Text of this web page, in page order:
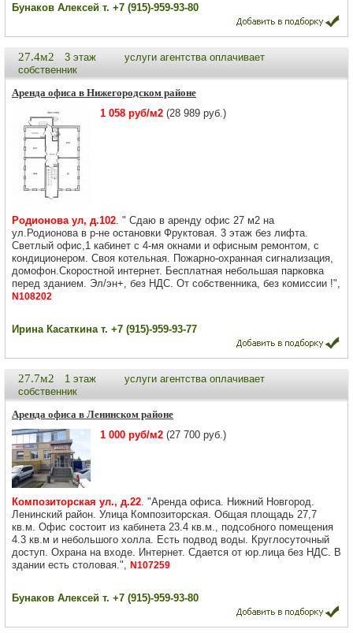
Бунаков Алексей т. +7 (915)-959-93-80
27.4м2 3 этаж
услуги агентства оплачивает
собственник
Аренда офиса в Нижегородском районе
1 058 руб/м2 (28 989 руб.)
Родионова ул, д.102. " Сдаю в аренду офис 27 м2 на
ул.Родионова в р-не остановки Фруктовая. 3 этаж без лифта.
Светлый офис,1 кабинет с 4-мя окнами и офисным ремонтом, с
кондиционером. Своя котельная. Пожарно-охранная сигнализация,
домофон.Скоростной интернет. Бесплатная небольшая парковка
перед зданием. Эл/эн+, без НДС. От собственника, без комиссии !",
N108202
Ирина Касаткина т. +7 (915)-959-93-77
27.7м2 1 этаж
услуги агентства оплачивает
собственник
Аренда офиса в Ленинском районе
1 000 руб/м2 (27 700 руб.)
Композиторская ул., д.22. "Аренда офиса. Нижний Новгород.
Ленинский район. Улица Композиторская. Общая площадь 27,7
кв.м. Офис состоит из кабинета 23.4 кв.м., подсобного помещения
4.3 кв.м и небольшого холла. Есть подвод воды. Круглосуточный
доступ. Охрана на входе. Интернет. Сдается от юр.лица без НДС. В
здании есть столовая.", N107259
Бунаков Алексей т. +7 (915)-959-93-80